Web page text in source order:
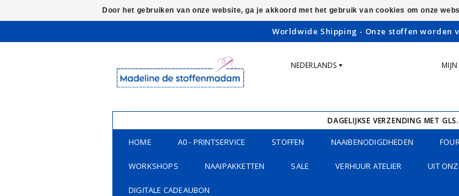
Worldwide Shipping - Onze stoffen worden
NEDERLANDS
DAGELIJKSE VERZENDING MET GLS.
HOME A0 - PRINTSERVICE STOFFEN NAAIBENODIGDHEDEN
WORKSHOPS NAAIPAKKETTEN SALE VERHUUR ATELIER UIT
DIGITALE CADEAUBON
Door het gebruiken van onze website, ga je akkoord met het gebruik van cookies om onze